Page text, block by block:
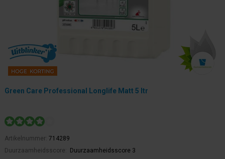
Green Care Professional Longlife Matt 5 ltr
Artikelnummer: 714289
Duurzaamheidsscore:
Duurzaamheidsscore 3